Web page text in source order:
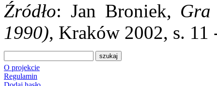
Źródło: Jan Broniek,
1990), Kraków 2002, s. 11
O projekcie
Regulamin